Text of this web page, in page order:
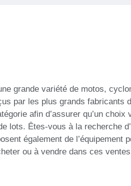
grande variété de motos,
par les plus grands fabricants
afin d’assurer qu’un choix
lots. Êtes-vous à la recherche
également de l’équipement
ou à vendre dans ces ventes